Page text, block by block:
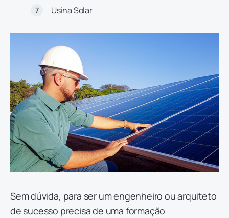
Usina Solar
Sem dúvida, para ser um engenheiro ou arquiteto
de sucesso precisa de uma formação